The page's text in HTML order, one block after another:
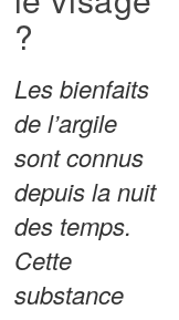
?
Les bienfaits
de l’argile
sont connus
depuis la nuit
des temps.
Cette
substance